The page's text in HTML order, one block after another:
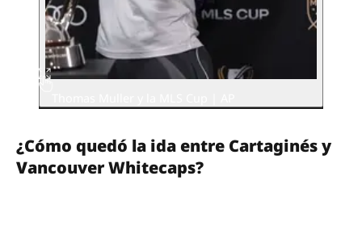
¿Cómo quedó la ida entre Cartaginés y
Vancouver Whitecaps?